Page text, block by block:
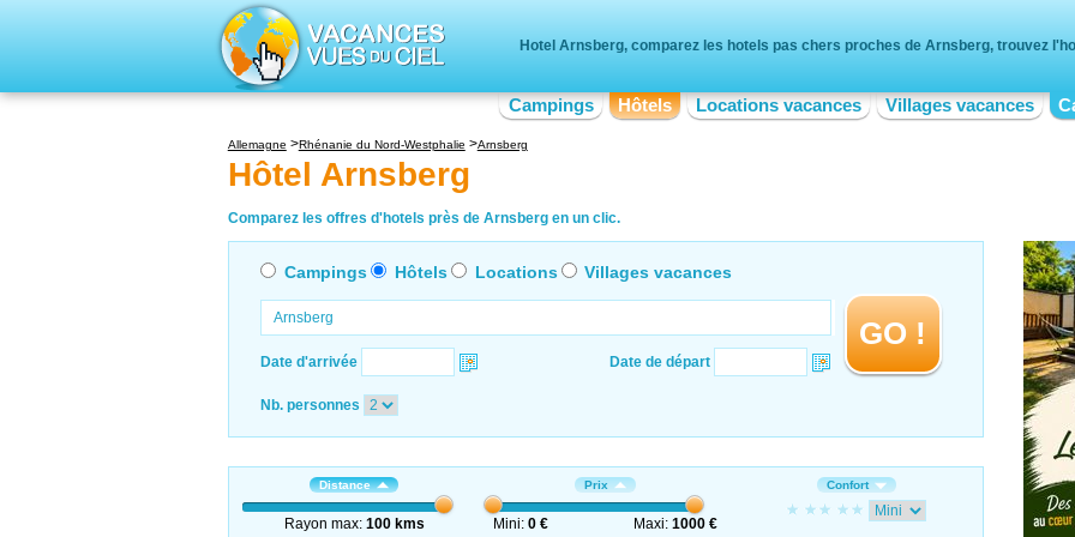
Hotel Arnsberg, comparez les hotels pas chers proches de Arnsberg, trouvez
Campings Hôtels Locations vacances Villages vacances
Allemagne Rhénanie du Nord-Westphalie Arnsberg
Hôtel Arnsberg
Comparez les offres d'hotels près de Arnsberg en un clic.
Campings Hôtels Locations Villages vacances
Date d'arrivée Date de départ
GO !
Nb. personnes
Distance
Rayon max: 100 kms
Prix
Mini:0 € Maxi: 1000 €
Confort